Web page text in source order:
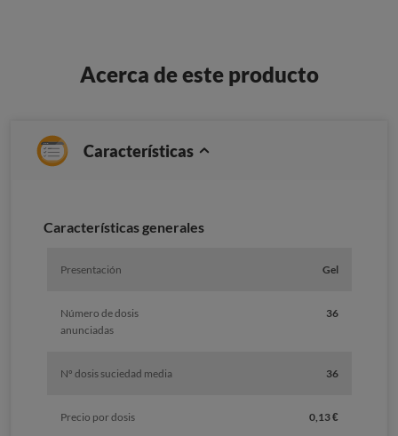
Acerca de este producto
Características
Características generales
Presentación Gel
Número de dosis
anunciadas
36
Nº dosis suciedad media 36
Precio por dosis 0,13 €